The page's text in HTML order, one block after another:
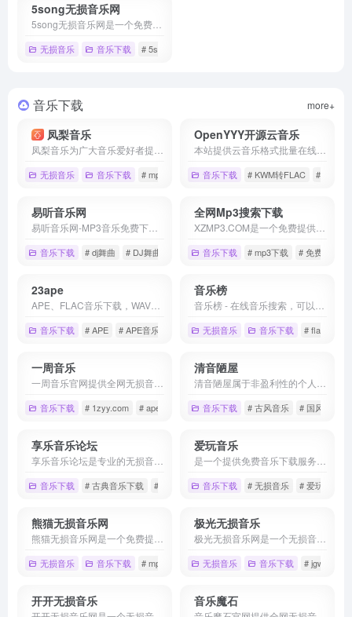
5song无损音乐网
无损音乐 音乐下载 # 5song无损音乐网
音乐下载 more+
凤梨音乐
无损音乐 音乐下载 # mp3免费下载 # 凤梨音乐 # 无损音乐下载
OpenYYY开源云音乐
音乐下载 # KWM转FLAC # KWM
易听音乐网
音乐下载 # dj舞曲 # DJ舞曲排行 # MP3音乐免费下载
全网Mp3搜索下载
音乐下载 # mp3下载 # 免费下载歌
23ape
音乐下载 # APE # APE音乐下载 # FLAC
音乐榜
无损音乐 音乐下载 # flac无损
一周音乐
音乐下载 # 1zyy.com # ape免费下载 # flac免费下载
清音陋屋
音乐下载 # 古风音乐 # 国风纯音
享乐音乐论坛
音乐下载 # 古典音乐下载 # 无损音乐 # 无损音乐下载
爱玩音乐
音乐下载 # 无损音乐 # 爱玩音乐
熊猫无损音乐网
无损音乐 音乐下载 # mp3歌曲免费下载 # 无损音乐下载 # 歌曲免费下
极光无损音乐
无损音乐 音乐下载 # jgwav.com
开开无损音乐 音乐魔石